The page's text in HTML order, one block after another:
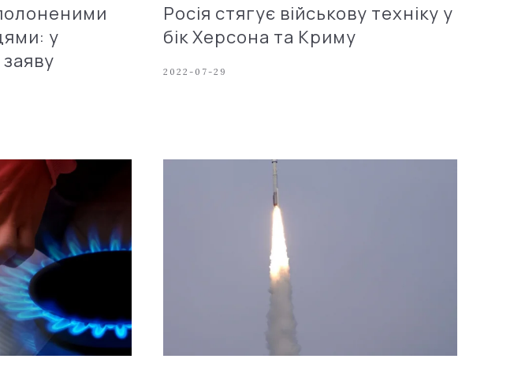
у
Росія стягує військову техніку у
бік Херсона та Криму
2022-07-29